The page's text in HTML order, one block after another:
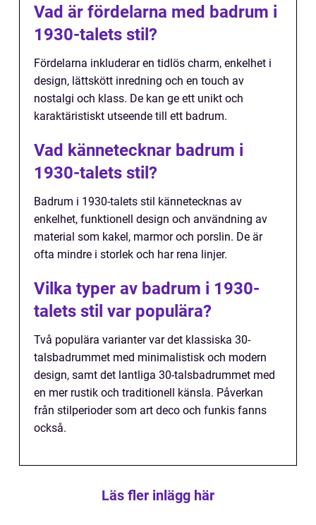
Vad är fördelarna med badrum i
1930-talets stil?
Fördelarna inkluderar en tidlös charm, enkelhet i
design, lättskött inredning och en touch av
nostalgi och klass. De kan ge ett unikt och
karaktäristiskt utseende till ett badrum.
Vad kännetecknar badrum i
1930-talets stil?
Badrum i 1930-talets stil kännetecknas av
enkelhet, funktionell design och användning av
material som kakel, marmor och porslin. De är
ofta mindre i storlek och har rena linjer.
Vilka typer av badrum i 1930-
talets stil var populära?
Två populära varianter var det klassiska 30-
talsbadrummet med minimalistisk och modern
design, samt det lantliga 30-talsbadrummet med
en mer rustik och traditionell känsla. Påverkan
från stilperioder som art deco och funkis fanns
också.
Läs fler inlägg här